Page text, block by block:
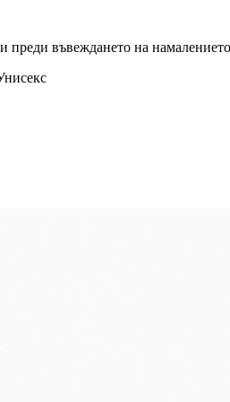
преди въвеждането на намалението